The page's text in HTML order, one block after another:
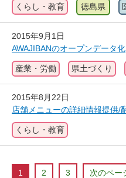
くらし・教育 徳島県
2015年9月1日
AWAJIBANのオープンデータ化
産業・労働 県土づくり
2015年8月22日
店舗メニューの詳細情報提供/
くらし・教育
1 2 3 次のペー